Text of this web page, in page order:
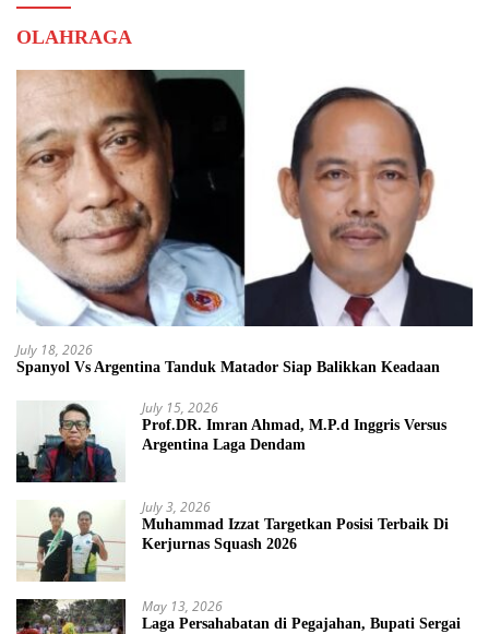
OLAHRAGA
July 18, 2026
Spanyol Vs Argentina Tanduk Matador Siap Balikkan Keadaan
July 15, 2026
Prof.DR. Imran Ahmad, M.P.d Inggris Versus
Argentina Laga Dendam
July 3, 2026
Muhammad Izzat Targetkan Posisi Terbaik Di
Kerjurnas Squash 2026
May 13, 2026
Laga Persahabatan di Pegajahan, Bupati Sergai